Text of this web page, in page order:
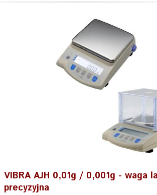
VIBRA AJH 0,01g / 0,001g - waga
precyzyjna